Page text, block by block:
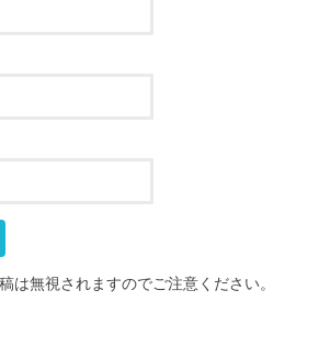
は無視されますのでご注意ください。